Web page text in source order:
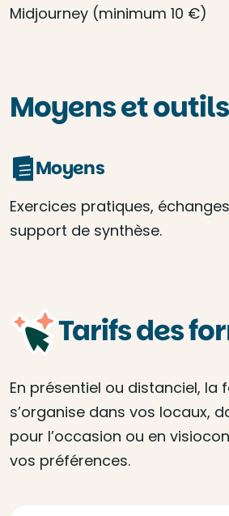
Midjourney (minimum 10 €)
Moyens et outils
Moyens
Exercices pratiques,
support de synthèse.
Tarifs des
En présentiel ou distanciel, la
s’organise dans vos locaux,
pour l’occasion ou en
vos préférences.